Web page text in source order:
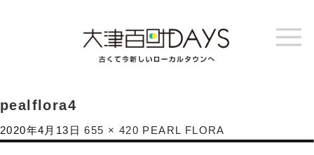
pealflora4
2020年4月13日 655 × 420 PEARL FLORA